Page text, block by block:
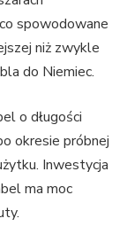
spowodowane
niż zwykle
do Niemiec.
o długości
okresie próbnej
Inwestycja
ma moc